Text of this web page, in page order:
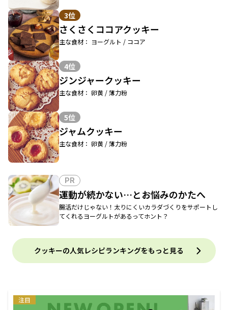
3位
さくさくココアクッキー
主な食材： ヨーグルト / ココア
4位
ジンジャークッキー
主な食材： 卵黄 / 薄力粉
5位
ジャムクッキー
主な食材： 卵黄 / 薄力粉
PR
運動が続かない…とお悩みのかたへ
腸活だけじゃない！太りにくいカラダづくりをサポートし
てくれるヨーグルトがあるってホント？
クッキーの人気レシピランキングをもっと見る
注目